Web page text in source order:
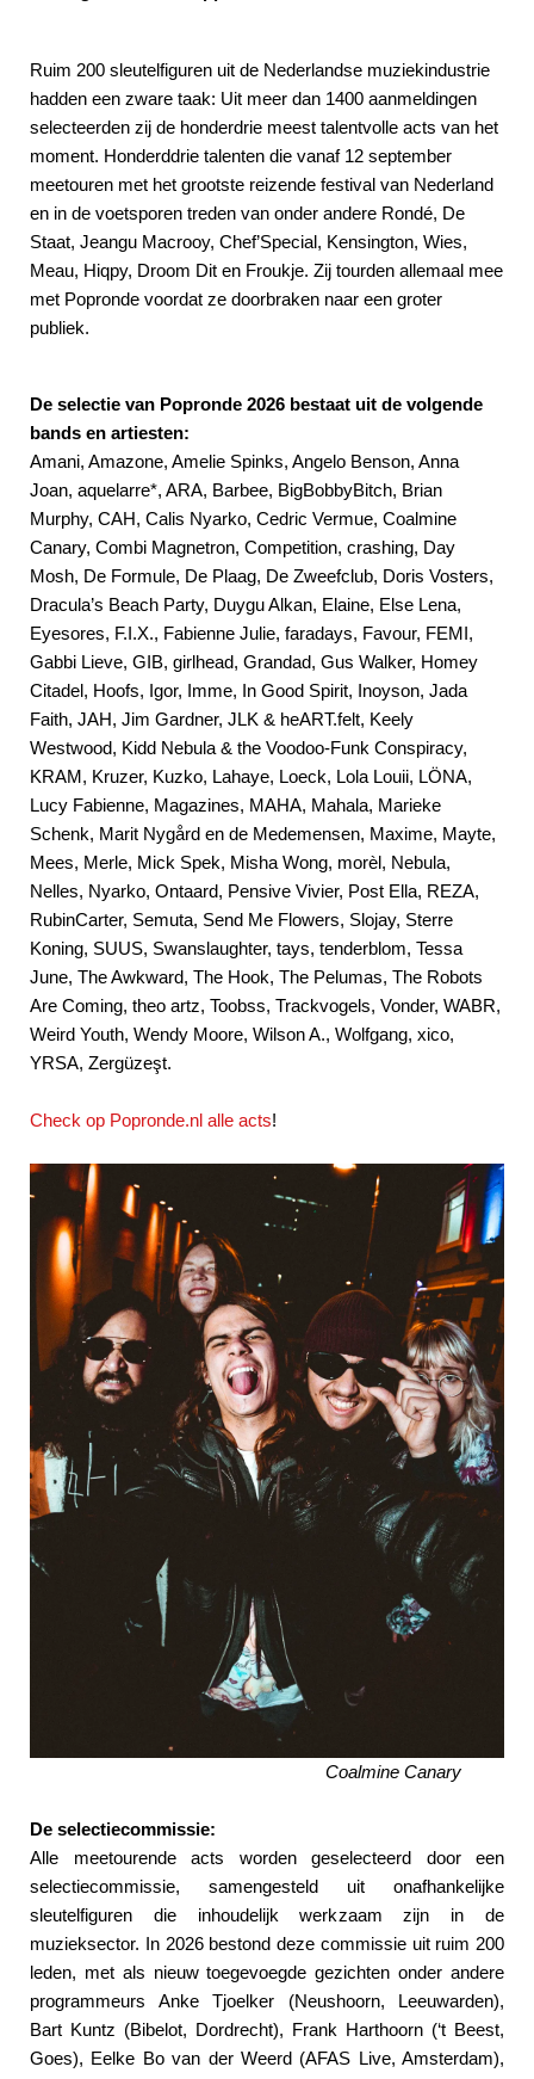
Ruim 200 sleutelfiguren uit de Nederlandse muziekindustrie
hadden een zware taak: Uit meer dan 1400 aanmeldingen
selecteerden zij de honderdrie meest talentvolle acts van het
moment. Honderddrie talenten die vanaf 12 september
meetouren met het grootste reizende festival van Nederland
en in de voetsporen treden van onder andere Rondé, De
Staat, Jeangu Macrooy, Chef’Special, Kensington, Wies,
Meau, Hiqpy, Droom Dit en Froukje. Zij tourden allemaal mee
met Popronde voordat ze doorbraken naar een groter
publiek.
De selectie van Popronde 2026 bestaat uit de volgende
bands en artiesten:
Amani, Amazone, Amelie Spinks, Angelo Benson, Anna
Joan, aquelarre*, ARA, Barbee, BigBobbyBitch, Brian
Murphy, CAH, Calis Nyarko, Cedric Vermue, Coalmine
Canary, Combi Magnetron, Competition, crashing, Day
Mosh, De Formule, De Plaag, De Zweefclub, Doris Vosters,
Dracula’s Beach Party, Duygu Alkan, Elaine, Else Lena,
Eyesores, F.I.X., Fabienne Julie, faradays, Favour, FEMI,
Gabbi Lieve, GIB, girlhead, Grandad, Gus Walker, Homey
Citadel, Hoofs, Igor, Imme, In Good Spirit, Inoyson, Jada
Faith, JAH, Jim Gardner, JLK & heART.felt, Keely
Westwood, Kidd Nebula & the Voodoo-Funk Conspiracy,
KRAM, Kruzer, Kuzko, Lahaye, Loeck, Lola Louii, LÖNA,
Lucy Fabienne, Magazines, MAHA, Mahala, Marieke
Schenk, Marit Nygård en de Medemensen, Maxime, Mayte,
Mees, Merle, Mick Spek, Misha Wong, morèl, Nebula,
Nelles, Nyarko, Ontaard, Pensive Vivier, Post Ella, REZA,
RubinCarter, Semuta, Send Me Flowers, Slojay, Sterre
Koning, SUUS, Swanslaughter, tays, tenderblom, Tessa
June, The Awkward, The Hook, The Pelumas, The Robots
Are Coming, theo artz, Toobss, Trackvogels, Vonder, WABR,
Weird Youth, Wendy Moore, Wilson A., Wolfgang, xico,
YRSA, Zergüzeşt.
Check op Popronde.nl alle acts!
Coalmine Canary
De selectiecommissie:
Alle meetourende acts worden geselecteerd door een
selectiecommissie, samengesteld uit onafhankelijke
sleutelfiguren die inhoudelijk werkzaam zijn in de
muzieksector. In 2026 bestond deze commissie uit ruim 200
leden, met als nieuw toegevoegde gezichten onder andere
programmeurs Anke Tjoelker (Neushoorn, Leeuwarden),
Bart Kuntz (Bibelot, Dordrecht), Frank Harthoorn (‘t Beest,
Goes), Eelke Bo van der Weerd (AFAS Live, Amsterdam),